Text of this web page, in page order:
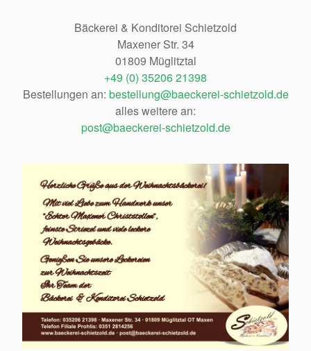
Bäckerei & Konditorei Schietzold
Maxener Str. 34
01809 Müglitztal
+49 (0) 35206 21398
Bestellungen an: bestellung@baeckerei-schietzold.de
alles weitere an:
post@baeckerei-schietzold.de